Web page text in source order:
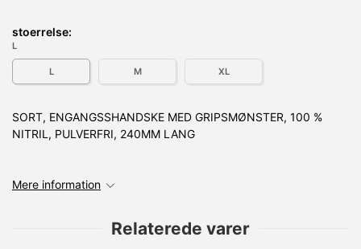
stoerrelse:
L
L M XL
SORT, ENGANGSSHANDSKE MED GRIPSMØNSTER, 100 %
NITRIL, PULVERFRI, 240MM LANG
Mere information
Relaterede varer